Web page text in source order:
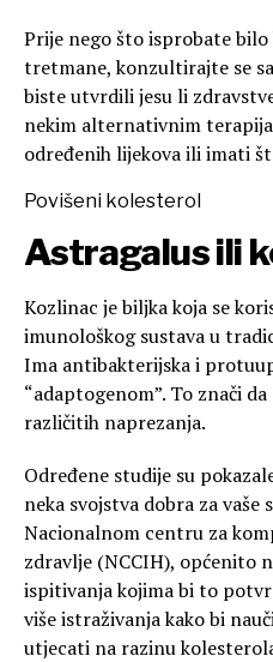
Prije nego što isprobate
tretmane, konzultirajte se
biste utvrdili jesu li
nekim alternativnim
određenih lijekova ili imati
Povišeni kolesterol
Astragalus ili
Kozlinac je biljka koja se
imunološkog sustava u
Ima antibakterijska i
“adaptogenom”. To znači
različitih naprezanja.
Određene studije su
neka svojstva dobra za vaše
Nacionalnom centru za
zdravlje (NCCIH), općenito
ispitivanja kojima bi to
više istraživanja kako bi
utjecati na razinu